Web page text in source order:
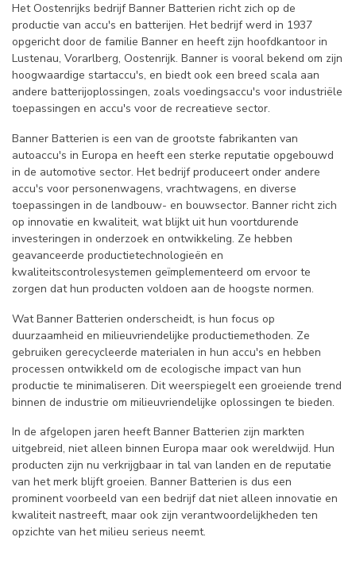
Het Oostenrijks bedrijf Banner Batterien richt zich op de
productie van accu's en batterijen. Het bedrijf werd in 1937
opgericht door de familie Banner en heeft zijn hoofdkantoor in
Lustenau, Vorarlberg, Oostenrijk. Banner is vooral bekend om zijn
hoogwaardige startaccu's, en biedt ook een breed scala aan
andere batterijoplossingen, zoals voedingsaccu's voor industriële
toepassingen en accu's voor de recreatieve sector.
Banner Batterien is een van de grootste fabrikanten van
autoaccu's in Europa en heeft een sterke reputatie opgebouwd
in de automotive sector. Het bedrijf produceert onder andere
accu's voor personenwagens, vrachtwagens, en diverse
toepassingen in de landbouw- en bouwsector. Banner richt zich
op innovatie en kwaliteit, wat blijkt uit hun voortdurende
investeringen in onderzoek en ontwikkeling. Ze hebben
geavanceerde productietechnologieën en
kwaliteitscontrolesystemen geïmplementeerd om ervoor te
zorgen dat hun producten voldoen aan de hoogste normen.
Wat Banner Batterien onderscheidt, is hun focus op
duurzaamheid en milieuvriendelijke productiemethoden. Ze
gebruiken gerecycleerde materialen in hun accu's en hebben
processen ontwikkeld om de ecologische impact van hun
productie te minimaliseren. Dit weerspiegelt een groeiende trend
binnen de industrie om milieuvriendelijke oplossingen te bieden.
In de afgelopen jaren heeft Banner Batterien zijn markten
uitgebreid, niet alleen binnen Europa maar ook wereldwijd. Hun
producten zijn nu verkrijgbaar in tal van landen en de reputatie
van het merk blijft groeien. Banner Batterien is dus een
prominent voorbeeld van een bedrijf dat niet alleen innovatie en
kwaliteit nastreeft, maar ook zijn verantwoordelijkheden ten
opzichte van het milieu serieus neemt.